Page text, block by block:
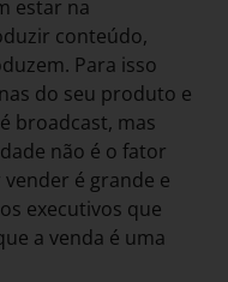
estar na
conteúdo,
Para isso
do seu produto e
broadcast, mas
não é o fator
é grande e
executivos que
a venda é uma